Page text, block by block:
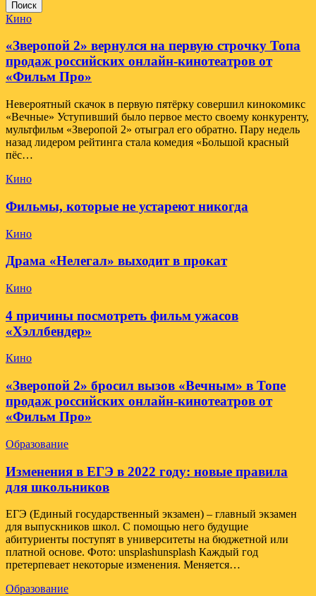
Поиск
Кино
«Зверопой 2» вернулся на первую строчку Топа
продаж российских онлайн-кинотеатров от
«Фильм Про»
Невероятный скачок в первую пятёрку совершил кинокомикс
«Вечные» Уступивший было первое место своему конкуренту,
мультфильм «Зверопой 2» отыграл его обратно. Пару недель
назад лидером рейтинга стала комедия «Большой красный
пёс…
Кино
Фильмы, которые не устареют никогда
Кино
Драма «Нелегал» выходит в прокат
Кино
4 причины посмотреть фильм ужасов
«Хэллбендер»
Кино
«Зверопой 2» бросил вызов «Вечным» в Топе
продаж российских онлайн-кинотеатров от
«Фильм Про»
Образование
Изменения в ЕГЭ в 2022 году: новые правила
для школьников
ЕГЭ (Единый государственный экзамен) – главный экзамен
для выпускников школ. С помощью него будущие
абитуриенты поступят в университеты на бюджетной или
платной основе. Фото: unsplashunsplash Каждый год
претерпевает некоторые изменения. Меняется…
Образование